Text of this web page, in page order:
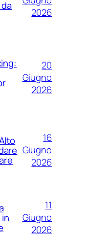
2026
20
Giugno
2026
16
Giugno
2026
11
Giugno
2026